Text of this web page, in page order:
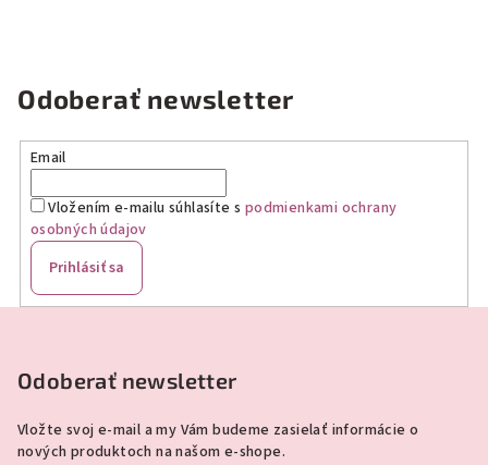
Odoberať newsletter
Email
Vložením e-mailu súhlasíte s podmienkami ochrany
osobných údajov
Prihlásiť sa
Odoberať newsletter
Vložte svoj e-mail a my Vám budeme zasielať informácie o
nových produktoch na našom e-shope.